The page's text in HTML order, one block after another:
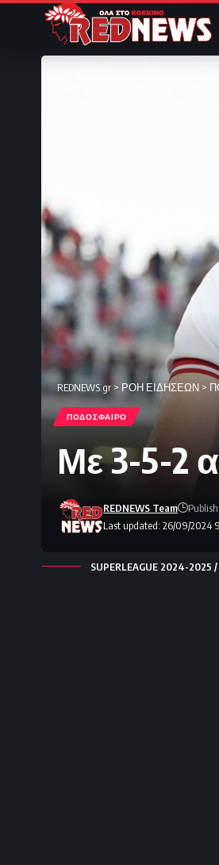
REDNEWS.gr > ΡΟΗ ΕΙΔΗΣΕΩΝ >
ΠΟΔΟΣΦΑΙΡΟ
Με 3-5-2
Last updated: 26/09/
REDNEWS Team
SUPERLEAGUE 2024-